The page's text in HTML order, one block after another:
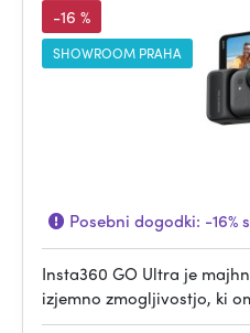
-16 %
SHOWROOM PRAHA
Posebni dogodki: -16%
Insta360 GO Ultra je
izjemno zmogljivostjo, ki